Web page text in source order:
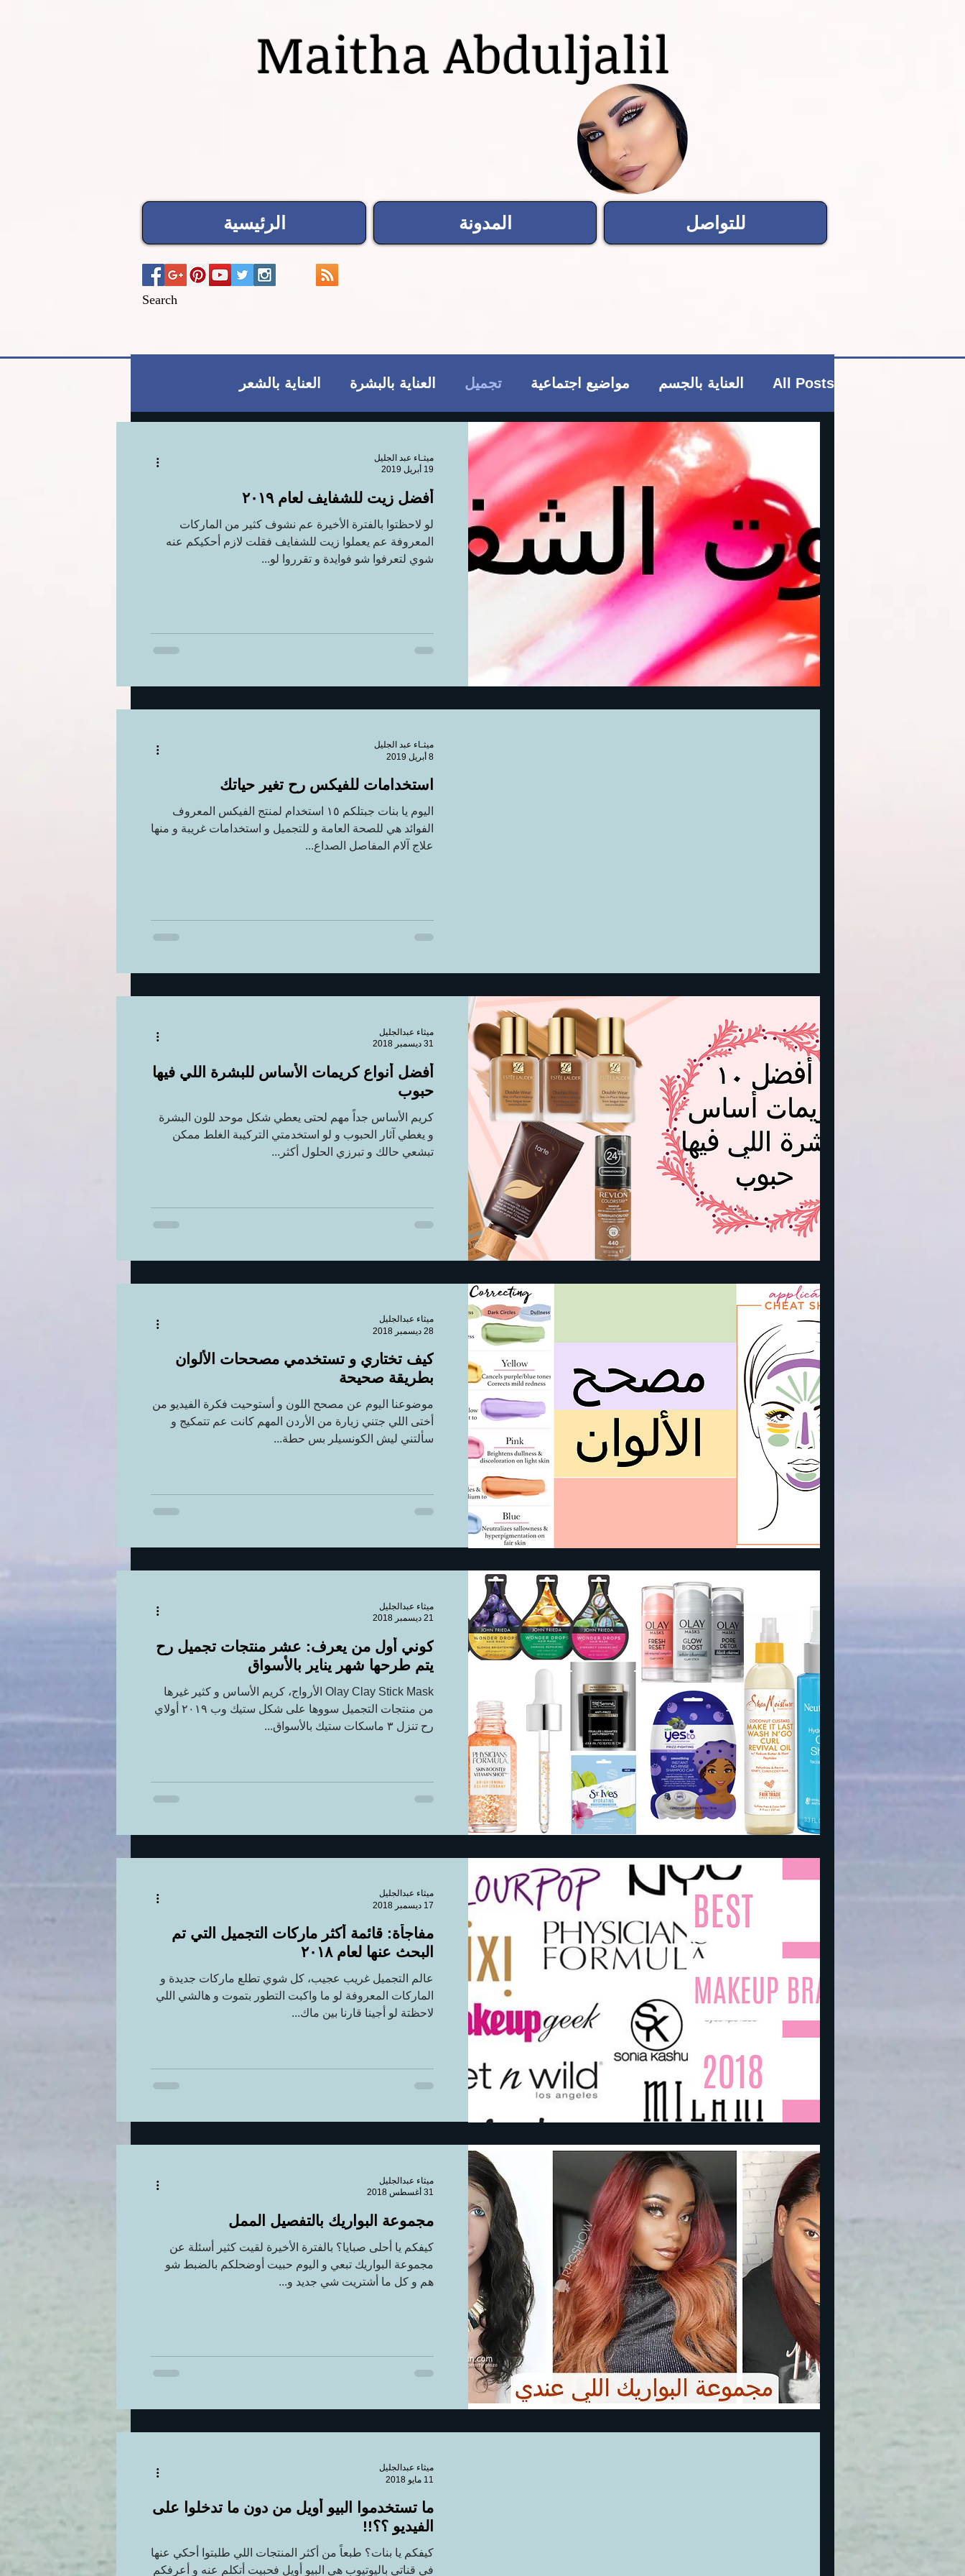
Maitha Abduljalil
الرئيسية المدونة للتواصل
Search
All Posts العناية بالجسم مواضيع اجتماعية تجميل العناية بالبشرة العناية بالشعر
فاشن و عطور منتجات بوتيكي ريجيم مكملات غذائية
العناية بالشعر العناية بالجسم تجميل فاشن و عطور مواضيع اجتماعية للمتزوجات فقط
ريجيم منتجات بوتيكي مكملات غذائية
ميثـاء عبد الجليل
19 أبريل 2019
أفضل زيت للشفايف لعام ٢٠١٩
لو لاحظتوا بالفترة الأخيرة عم نشوف كثير من الماركات
المعروفة عم يعملوا زيت للشفايف فقلت لازم أحكيكم عنه
شوي لتعرفوا شو فوايدة و تقرروا لو...
ميثـاء عبد الجليل
8 أبريل 2019
استخدامات للفيكس رح تغير حياتك
اليوم يا بنات جبتلكم ١٥ استخدام لمنتج الفيكس المعروف
الفوائد هي للصحة العامة و للتجميل و استخدامات غريبة و منها
علاج آلام المفاصل الصداع...
ميثاء عبدالجليل
31 ديسمبر 2018
أفضل أنواع كريمات الأساس للبشرة اللي فيها
حبوب
كريم الأساس جداً مهم لحتى يعطي شكل موحد للون البشرة
و يغطي آثار الحبوب و لو استخدمتي التركيبة الغلط ممكن
تبشعي حالك و تبرزي الحلول أكثر...
ميثاء عبدالجليل
28 ديسمبر 2018
كيف تختاري و تستخدمي مصححات الألوان
بطريقة صحيحة
موضوعنا اليوم عن مصحح اللون و أستوحيت فكرة الفيديو من
أختى اللي جتني زيارة من الأردن المهم كانت عم تتمكيج و
سألتني ليش الكونسيلر بس حطة...
ميثاء عبدالجليل
21 ديسمبر 2018
كوني أول من يعرف: عشر منتجات تجميل رح
يتم طرحها شهر يناير بالأسواق
Olay Clay Stick Mask الأرواج، كريم الأساس و كثير غيرها
من منتجات التجميل سووها على شكل ستيك وب ٢٠١٩ أولاي
رح تنزل ٣ ماسكات ستيك بالأسواق...
ميثاء عبدالجليل
17 ديسمبر 2018
مفاجأة: قائمة أكثر ماركات التجميل التي تم
البحث عنها لعام ٢٠١٨
عالم التجميل غريب عجيب، كل شوي تطلع ماركات جديدة و
الماركات المعروفة لو ما واكبت التطور بتموت و هالشي اللي
لاحظتة لو أجينا قارنا بين ماك...
ميثاء عبدالجليل
31 أغسطس 2018
مجموعة البواريك بالتفصيل الممل
كيفكم يا أحلى صبايا؟ بالفترة الأخيرة لقيت كثير أسئلة عن
مجموعة البواريك تبعي و اليوم حبيت أوضحلكم بالضبط شو
هم و كل ما أشتريت شي جديد و...
ميثاء عبدالجليل
11 مايو 2018
ما تستخدموا البيو أويل من دون ما تدخلوا على
الفيديو ؟؟!!
كيفكم يا بنات؟ طبعاً من أكثر المنتجات اللي طلبتوا أحكي عنها
في قناتي باليوتيوب هي البيو أويل فحبيت أتكلم عنه و أعرفكم